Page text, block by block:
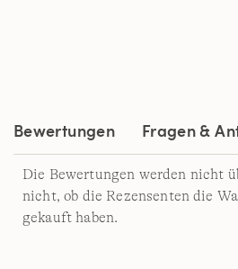
Bewertungen Fragen &
Die Bewertungen werden nicht
nicht, ob die Rezensenten die
gekauft haben.